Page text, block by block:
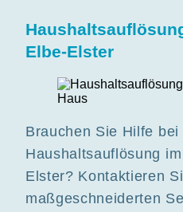
Elbe-Elster
Brauchen Sie Hilfe bei
Haushaltsauflösung
Elster? Kontaktieren
maßgeschneiderten